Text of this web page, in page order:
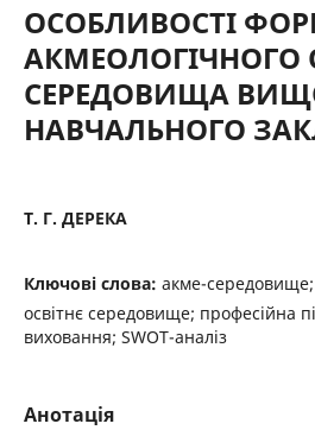
ОСОБЛИВОСТІ
АКМЕОЛОГІЧНОГО
СЕРЕДОВИЩА
НАВЧАЛЬНОГО
Т. Г. ДЕРЕКА
Ключові слова: акме-середовище;
освітнє середовище; професійна
виховання; SWOT-аналіз
Анотація